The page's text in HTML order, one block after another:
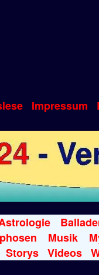
Impressum
Musik
Storys Videos